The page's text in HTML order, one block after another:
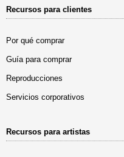
Recursos para clientes
Por qué comprar
Guía para comprar
Reproducciones
Servicios corporativos
Recursos para artistas